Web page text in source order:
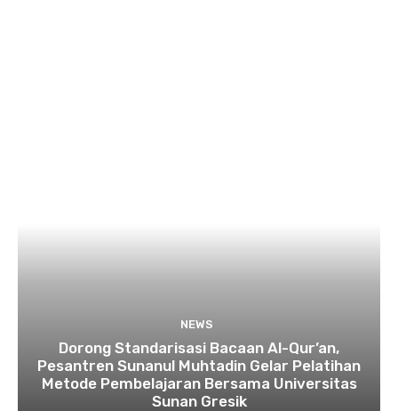
NEWS
Dorong Standarisasi Bacaan Al-Qur’an,
Pesantren Sunanul Muhtadin Gelar Pelatihan
Metode Pembelajaran Bersama Universitas
Sunan Gresik